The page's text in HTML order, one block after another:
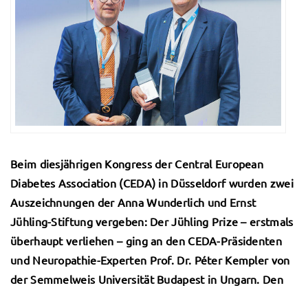
Beim diesjährigen Kongress der Central European
Diabetes Association (CEDA) in Düsseldorf wurden zwei
Auszeichnungen der Anna Wunderlich und Ernst
Jühling-Stiftung vergeben: Der Jühling Prize – erstmals
überhaupt verliehen – ging an den CEDA-Präsidenten
und Neuropathie-Experten Prof. Dr. Péter Kempler von
der Semmelweis Universität Budapest in Ungarn. Den